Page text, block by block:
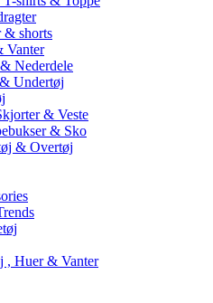
& shorts
Vanter
Nederdele
Undertøj
& Veste
& Sko
& Overtøj
, Huer & Vanter